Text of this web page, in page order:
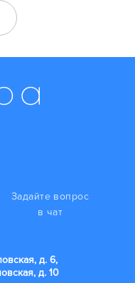
Задайте вопрос
в чат
д. 6,
д. 10